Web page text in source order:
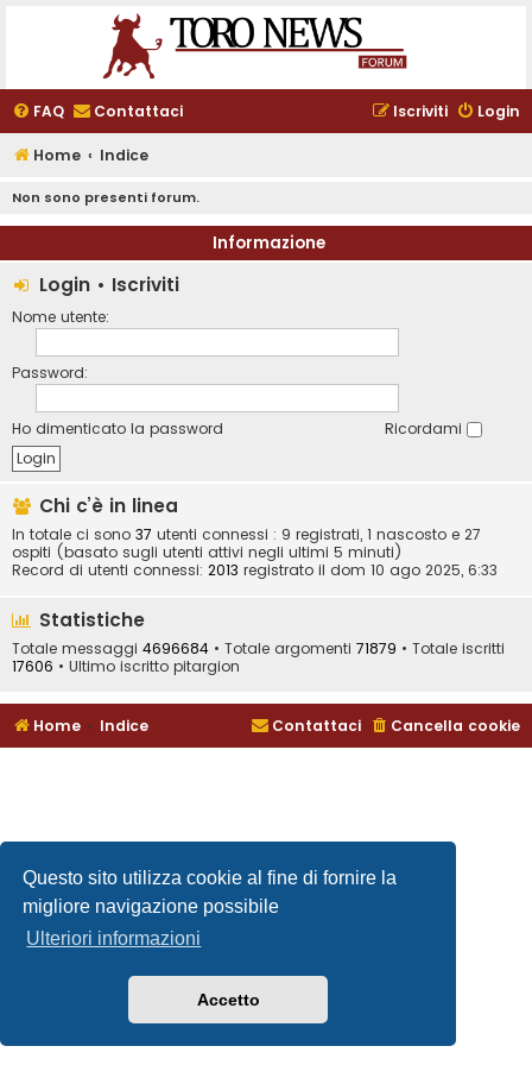
Questo sito utilizza cookie al fine di fornire la
migliore navigazione possibile
Ulteriori informazioni
Accetto
FAQ Contattaci Login
Iscriviti
Home Indice
Non sono presenti forum.
Informazione
Login • Iscriviti
Nome utente:
Password:
Ho dimenticato la password Ricordami
Chi c’è in linea
In totale ci sono 37 utenti connessi : 9 registrati, 1 nascosto e 27
ospiti (basato sugli utenti attivi negli ultimi 5 minuti)
Record di utenti connessi: 2013 registrato il dom 10 ago 2025, 6:33
Statistiche
Totale messaggi 4696684 • Totale argomenti 71879 • Totale iscritti
17606 • Ultimo iscritto pitargion
Home Indice Cancella cookie
Contattaci